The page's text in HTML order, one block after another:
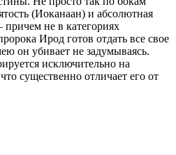
(Иоканаан) и абсолютная
не в категориях
Ирод готов отдать все свое
он убивает не задумываясь.
исключительно на
существенно отличает его от